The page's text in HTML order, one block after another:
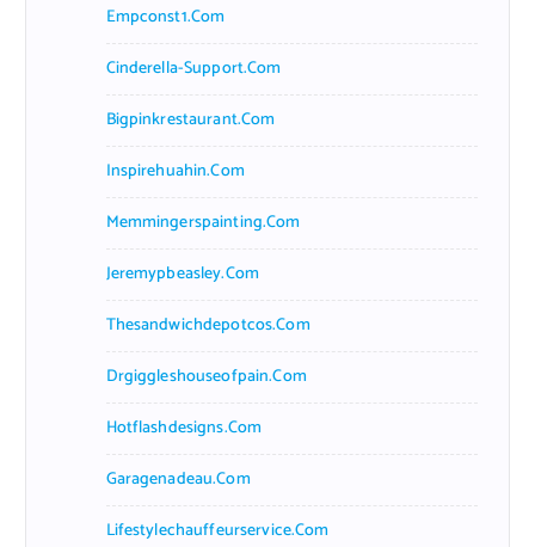
Empconst1.com
Cinderella-Support.com
Bigpinkrestaurant.com
Inspirehuahin.com
Memmingerspainting.com
Jeremypbeasley.com
Thesandwichdepotcos.com
Drgiggleshouseofpain.com
Hotflashdesigns.com
Garagenadeau.com
Lifestylechauffeurservice.com